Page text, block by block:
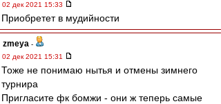
02 дек 2021 15:33
Приобретет в мудийности
zmeya -
02 дек 2021 15:31
Тоже не понимаю нытья и отмены зимнего
турнира
Пригласите фк бомжи - они ж теперь самые